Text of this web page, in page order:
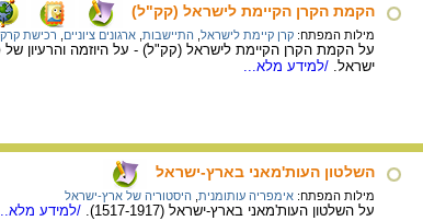
הקמת הקרן הקיימת לישראל (קק"ל)
מילות המפתח: קרן קיימת לישראל התיישבות ארגונים ציוניים רכישת
על הקמת הקרן הקיימת לישראל (קק"ל) - על היוזמה והרעיון
ישראל. /למידע מלא...
השלטון העות'מאני בארץ-ישראל
מילות המפתח: אימפריה עותומנית היסטוריה של ארץ-ישראל
על השלטון העות'מאני בארץ-ישראל (1517-1917). /למידע מלא...